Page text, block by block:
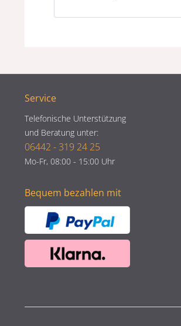
Service
Telefonische Unterstützung
und Beratung unter:
06442 - 319 24 25
Mo-Fr, 08:00 - 15:00 Uhr
Bequem bezahlen mit